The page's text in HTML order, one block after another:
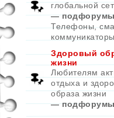
глобальной
—
Телефоны,
Здоровый
жизни
Любителям
отдыха и
образа жизни
—